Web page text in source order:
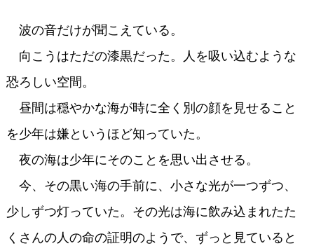
波の音だけが聞こえている。
向こうはただの漆黒だった。人を吸い込むような
恐ろしい空間。
昼間は穏やかな海が時に全く別の顔を見せること
を少年は嫌というほど知っていた。
夜の海は少年にそのことを思い出させる。
今、その黒い海の手前に、小さな光が一つずつ、
少しずつ灯っていた。その光は海に飲み込まれたた
くさんの人の命の証明のようで、ずっと見ていると